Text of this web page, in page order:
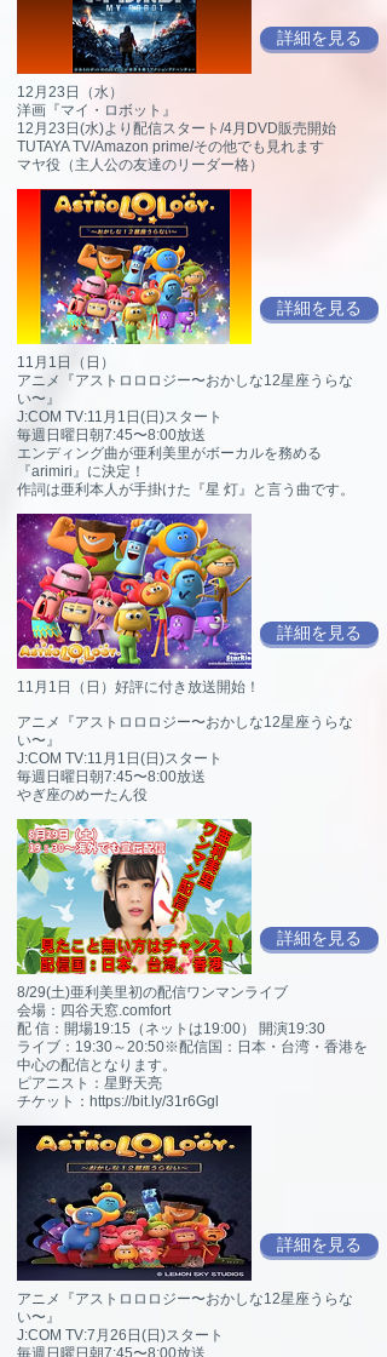
詳細を見る
12月23日（水）
洋画『マイ・ロボット』
12月23日(水)より配信スタート/4月DVD販売開始
TUTAYA TV/Amazon prime/その他でも見れます
マヤ役（主人公の友達のリーダー格）
詳細を見る
11月1日（日）
アニメ『アストロロロジー〜おかしな12星座うらな
い〜』
J:COM TV:11月1日(日)スタート
毎週日曜日朝7:45〜8:00放送
エンディング曲が亜利美里がボーカルを務める
『arimiri』に決定！
作詞は亜利本人が手掛けた『星 灯』と言う曲です。
詳細を見る
11月1日（日）好評に付き放送開始！
アニメ『アストロロロジー〜おかしな12星座うらな
い〜』
J:COM TV:11月1日(日)スタート
毎週日曜日朝7:45〜8:00放送
やぎ座のめーたん役
詳細を見る
8/29(土)亜利美里初の配信ワンマンライブ
会場：四谷天窓.comfort
配 信：開場19:15（ネットは19:00） 開演19:30
ライブ：19:30～20:50※配信国：日本・台湾・香港を
中心の配信となります。
ピアニスト：星野天亮
チケット：https://bit.ly/31r6Ggl
詳細を見る
アニメ『アストロロロジー〜おかしな12星座うらな
い〜』
J:COM TV:7月26日(日)スタート
毎週日曜日朝7:45〜8:00放送